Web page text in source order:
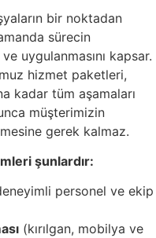
bir noktadan
sürecin
uygulanmasını kapsar.
hizmet paketleri,
kadar tüm aşamaları
müşterimizin
gerek kalmaz.
şunlardır:
personel ve ekip
(kırılgan, mobilya ve